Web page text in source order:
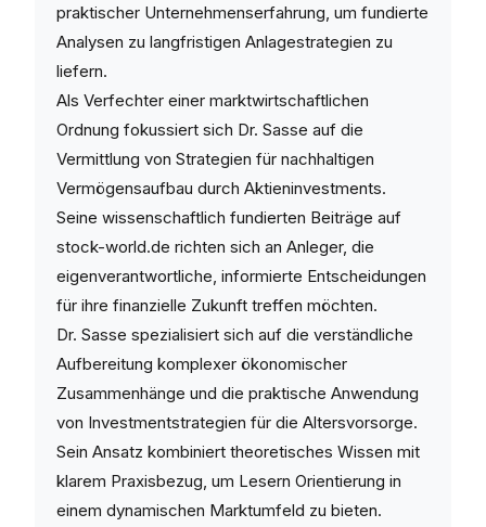
praktischer Unternehmenserfahrung, um fundierte
Analysen zu langfristigen Anlagestrategien zu
liefern.
Als Verfechter einer marktwirtschaftlichen
Ordnung fokussiert sich Dr. Sasse auf die
Vermittlung von Strategien für nachhaltigen
Vermögensaufbau durch Aktieninvestments.
Seine wissenschaftlich fundierten Beiträge auf
stock-world.de richten sich an Anleger, die
eigenverantwortliche, informierte Entscheidungen
für ihre finanzielle Zukunft treffen möchten.
Dr. Sasse spezialisiert sich auf die verständliche
Aufbereitung komplexer ökonomischer
Zusammenhänge und die praktische Anwendung
von Investmentstrategien für die Altersvorsorge.
Sein Ansatz kombiniert theoretisches Wissen mit
klarem Praxisbezug, um Lesern Orientierung in
einem dynamischen Marktumfeld zu bieten.